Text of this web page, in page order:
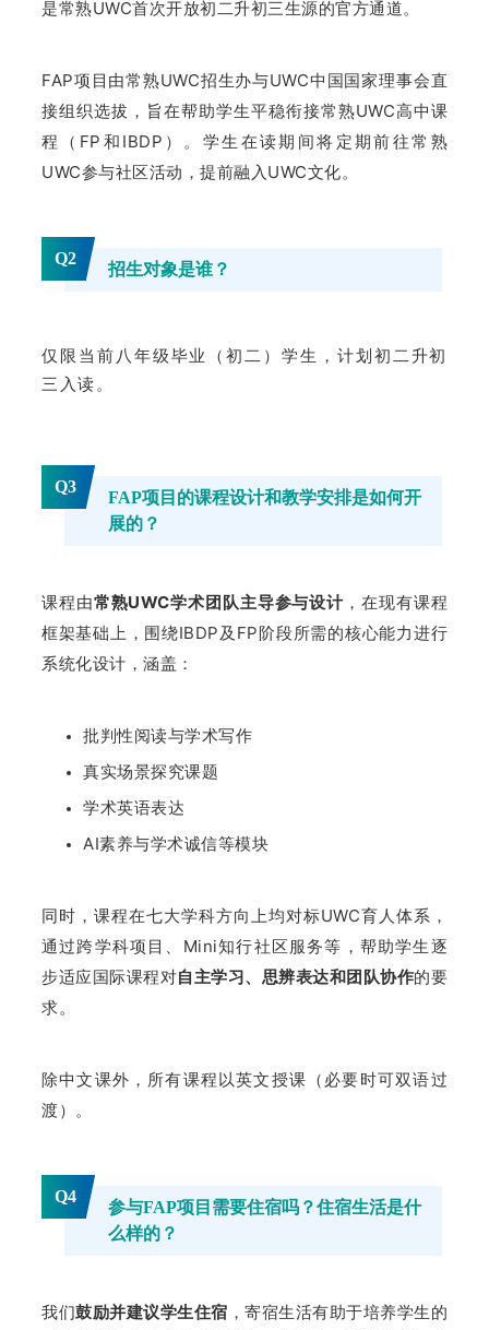
是常熟UWC首次开放初二升初三生源的官方通道。
FAP项目由常熟UWC招生办与UWC中国国家理事会直
接组织选拔，旨在帮助学生平稳衔接常熟UWC高中课
程（FP和IBDP）。 学生在读期间将定期前往常熟
UWC参与社区活动，提前融入UWC文化。
Q2
招生对象是谁？
仅限当前八年级毕业（初二）学生，计划初二升初
三入读。
Q3
FAP项目的课程设计和教学安排是如何开
展的？
课程由常熟UWC学术团队主导参与设计 ，在现有课程
框架基础上，围绕IBDP及FP阶段所需的核心能力进行
系统化设计，涵盖：
批判性阅读与学术写作
真实场景探究课题
学术英语表达
AI素养与学术诚信等模块
同时，课程在七大学科方向上均对标UWC育人体系，
通过跨学科项目、Mini知行社区服务等，帮助学生逐
步适应国际课程对自主学习、思辨表达和团队协作的要
求。
除中文课外，所有课程以英文授课（必要时可双语过
渡）。
Q4
参与FAP项目需要住宿吗？住宿生活是什
么样的？
我们鼓励并建议学生住宿 ，寄宿生活有助于培养学生的